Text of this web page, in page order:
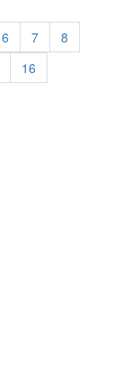
6 7
8
16